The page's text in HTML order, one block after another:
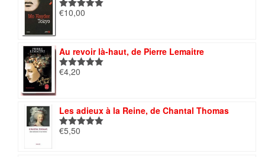
Note5.00
€10,00
Au revoir là-haut, de Pierre Lemaitre
Note5.00
€4,20
Les adieux à la Reine, de Chantal Thomas
Note5.00
€5,50